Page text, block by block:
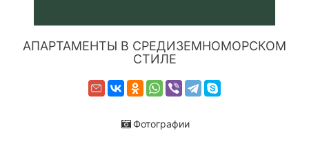
АПАРТАМЕНТЫ В СРЕДИЗЕМНОМОРСКОМ
СТИЛЕ
Фотографии